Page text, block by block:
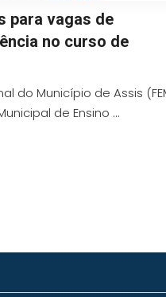
para vagas de
no curso de
do Município de Assis
de Ensino ...